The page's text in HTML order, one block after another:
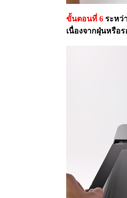
ขั้นตอนที่ 6 ระหว่
เนื่องจากฝุ่นหรือ